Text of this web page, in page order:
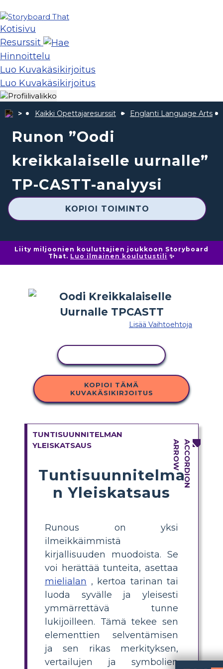
Kotisivu
Resurssit
Hinnoittelu
Luo Kuvakäsikirjoitus
Luo Kuvakäsikirjoitus
Kaikki Opettajaresurssit Englanti Language Arts
Runon ”Oodi
kreikkalaiselle uurnalle”
TP-CASTT-analyysi
KOPIOI TOIMINTO
Liity miljoonien kouluttajien joukkoon Storyboard
That. Luo ilmainen koulutustili ✨
Lisää Vaihtoehtoja
KOPIOI TÄMÄ
KUVAKÄSIKIRJOITUS
TUNTISUUNNITELMAN
YLEISKATSAUS
Tuntisuunnitelma
n Yleiskatsaus
Runous on yksi
ilmeikkäimmistä
kirjallisuuden muodoista. Se
voi herättää tunteita, asettaa
mielialan , kertoa tarinan tai
luoda syvälle ja yleisesti
ymmärrettävä tunne
lukijoilleen. Tämä tekee sen
elementtien selventämisen
ja sen rikas merkityksen,
vertailujen ja symbolien